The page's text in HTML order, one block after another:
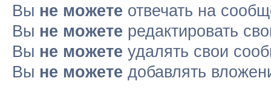
Вы не можете отвечать на
Вы не можете редактировать
Вы не можете удалять свои
Вы не можете добавлять